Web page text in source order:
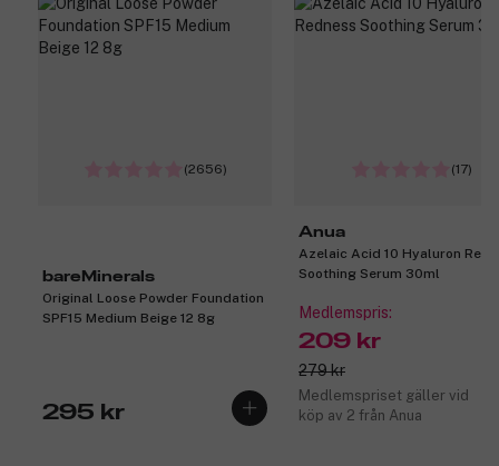
(2656)
bareMinerals
Original Loose Powder Foundation
SPF15 Medium Beige 12 8g
295 kr
(17)
Anua
Azelaic Acid 10 Hyaluron
Soothing Serum 30ml
Medlemspris:
209 kr
279 kr
Medlemspriset gäller vid
köp av 2 från Anua